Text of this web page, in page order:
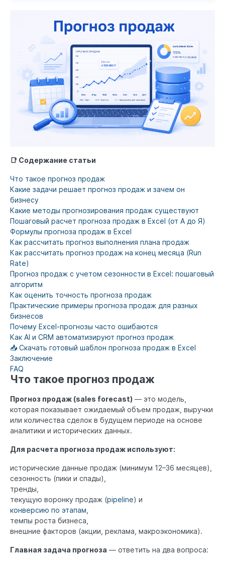
📑 Содержание статьи
Что такое прогноз продаж
Какие задачи решает прогноз продаж и зачем он
бизнесу
Какие методы прогнозирования продаж существуют
Пошаговый расчет прогноза продаж в Excel (от А до Я)
Формулы прогноза продаж в Excel
Как рассчитать прогноз выполнения плана продаж
Как рассчитать прогноз продаж на конец месяца (Run
Rate)
Прогноз продаж с учетом сезонности в Excel: пошаговый
алгоритм
Как оценить точность прогноза продаж
Практические примеры прогноза продаж для разных
бизнесов
Почему Excel-прогнозы часто ошибаются
Как AI и CRM автоматизируют прогноз продаж
📥 Скачать готовый шаблон прогноза продаж в Excel
Заключение
FAQ
Что такое прогноз продаж
Прогноз продаж (sales forecast) — это модель,
которая показывает ожидаемый объем продаж, выручки
или количества сделок в будущем периоде на основе
аналитики и исторических данных.
Для расчета прогноза продаж используют:
исторические данные продаж (минимум 12–36 месяцев),
сезонность (пики и спады),
тренды,
текущую воронку продаж (pipeline) и
конверсию по этапам
темпы роста бизнеса,
внешние факторов (акции, реклама, макроэкономика).
Главная задача прогноза — ответить на два вопроса: